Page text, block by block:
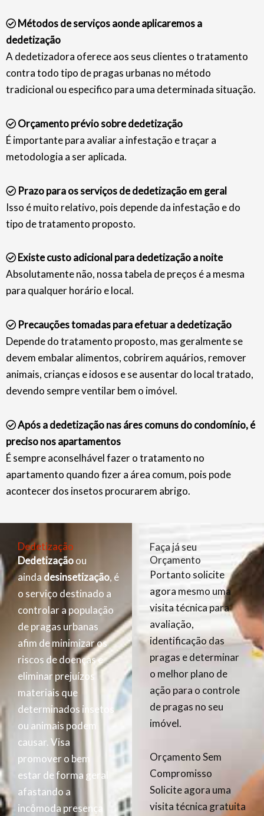
Métodos de serviços aonde aplicaremos a
dedetização
A dedetizadora oferece aos seus clientes o tratamento
contra todo tipo de pragas urbanas no método
tradicional ou especifico para uma determinada situação.
Orçamento prévio sobre dedetização
É importante para avaliar a infestação e traçar a
metodologia a ser aplicada.
Prazo para os serviços de dedetização em geral
Isso é muito relativo, pois depende da infestação e do
tipo de tratamento proposto.
Existe custo adicional para dedetização a noite
Absolutamente não, nossa tabela de preços é a mesma
para qualquer horário e local.
Precauções tomadas para efetuar a dedetização
Depende do tratamento proposto, mas geralmente se
devem embalar alimentos, cobrirem aquários, remover
animais, crianças e idosos e se ausentar do local tratado,
devendo sempre ventilar bem o imóvel.
Após a dedetização nas áres comuns do condomínio, é
preciso nos apartamentos
É sempre aconselhável fazer o tratamento no
apartamento quando fizer a área comum, pois pode
acontecer dos insetos procurarem abrigo.
Dedetização
Dedetizaçãoou
ainda desinsetização, é
o serviço destinado a
controlar a população
de pragas urbanas
afim de minimizar os
riscos de doenças e
eliminar prejuízos
materiais que
determinados insetos
ou animais podem
causar. Visa
promover o bem
estar de forma geral
afastando a
incômoda presença
Faça já seu
Orçamento
Portanto solicite
agora mesmo uma
visita técnica para
avaliação,
identificação das
pragas e determinar
o melhor plano de
ação para o controle
de pragas no seu
imóvel.
Orçamento Sem
Compromisso
Solicite agora uma
visita técnica gratuita